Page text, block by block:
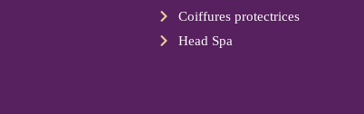
Coiffures protectrices
Head Spa